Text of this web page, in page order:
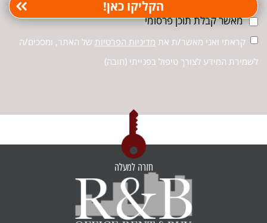
מאשר קבלת תוכן פרסומי
קראתי ואני מאשר/ת את מדיניות הפרטיות של האתר, ומסכים/ה
לשמירת המידע לצורך טיפול בפנייתי (חובה)
חזרה למעלה